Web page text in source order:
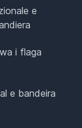
e
i flaga
e bandeira